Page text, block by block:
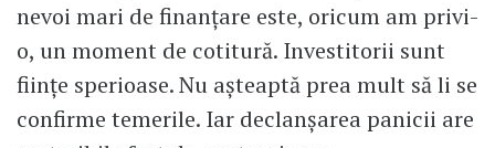
nevoi mari de finanțare este, oricum am privi-
o, un moment de cotitură. Investitorii sunt
ființe sperioase. Nu așteaptă prea mult să li se
confirme temerile. Iar declanșarea panicii are